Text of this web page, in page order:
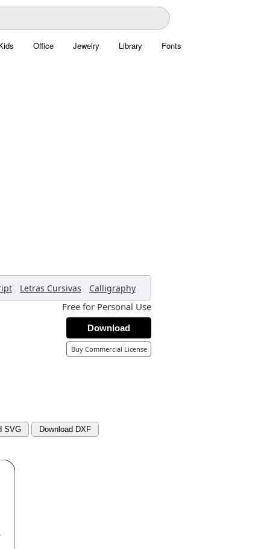
Office Jewelry Library Fonts
, Letras Cursivas , Calligraphy ,
Free for Personal Use
Download
Buy Commercial License
SVG Download DXF